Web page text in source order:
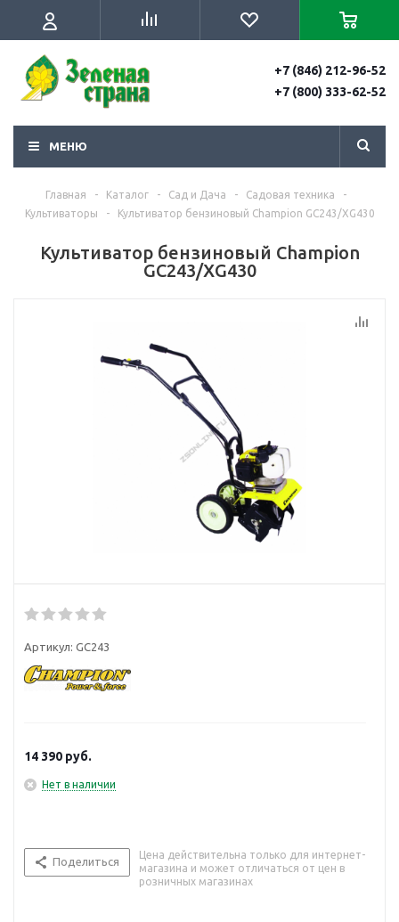
+7 (846) 212-96-52
+7 (800) 333-62-52
МЕНЮ
Главная - Каталог - Сад и Дача - Садовая техника
-
Культиваторы
- Культиватор бензиновый Champion GC243/XG430
Культиватор бензиновый Champion
GC243/XG430
Артикул: GC243
14 390 руб.
Нет в наличии
Поделиться
Цена действительна только для интернет-
магазина и может отличаться от цен в
розничных магазинах